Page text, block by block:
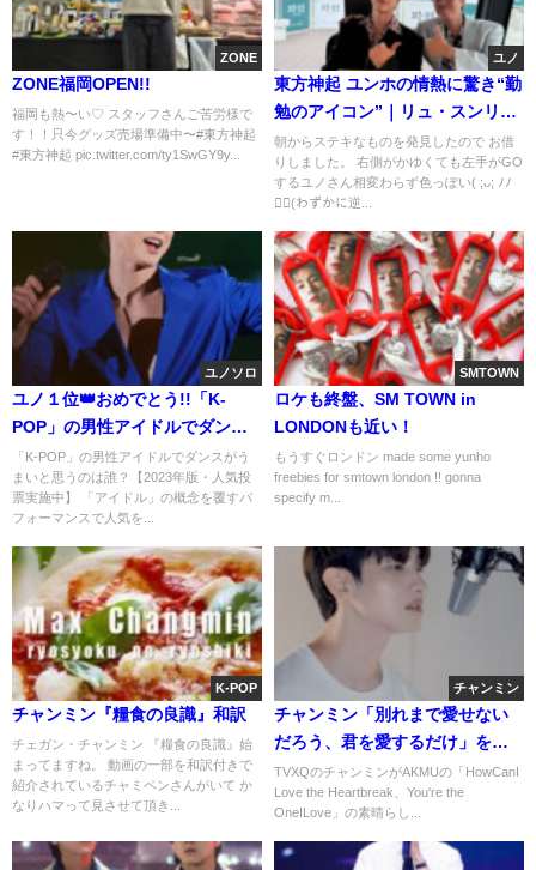
ZONE
ZONE福岡OPEN!!
福岡も熱〜い♡ スタッフさんご苦労様で
す！！只今グッズ売場準備中〜#東方神起
#東方神起 pic.twitter.com/ty1SwGY9y...
ユノ
東方神起 ユンホの情熱に驚き“勤
勉のアイコン”｜リュ・スンリョ
ンさん
朝からステキなものを発見したので お借
りしました。 右側がかゆくても左手がGO
するユノさん相変わらず色っぽい( ;ᴗ; ﾉﾉ
♡⃛(わずかに逆...
ユノソロ
ユノ１位👑おめでとう!!「K-
POP」の男性アイドルでダンス
がうまいと思うのは誰？
「K-POP」の男性アイドルでダンスがう
まいと思うのは誰？【2023年版・人気投
票実施中】 「アイドル」の概念を覆すパ
フォーマンスで人気を...
SMTOWN
ロケも終盤、SM TOWN in
LONDONも近い！
もうすぐロンドン made some yunho
freebies for smtown london !! gonna
specify m...
K-POP
チャンミン『糧食の良識』和訳
チェガン・チャンミン 『糧食の良識』始
まってますね。 動画の一部を和訳付きで
紹介されているチャミペンさんがいて か
なりハマって見させて頂き...
チャンミン
チャンミン「別れまで愛せない
だろう、君を愛するだけ」をカ
バー
TVXQのチャンミンがAKMUの「HowCanI
Love the Heartbreak、You're the
OneILove」の素晴らし...